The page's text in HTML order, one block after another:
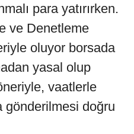
para yatırırken.
ve Denetleme
oluyor borsada
yasal olup
vaatlerle
gönderilmesi doğru